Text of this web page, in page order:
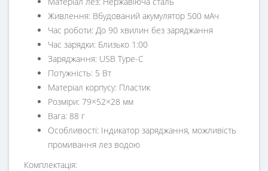
Живлення: Вбудований акумулятор 500 мАч
Час роботи: До 90 хвилин без заряджання
Час зарядки: Близько 1:00
Заряджання: USB Type-C
Потужність: 5 Вт
Матеріал корпусу: Пластик
Розміри: 79×52×28 мм
Вага: 88 г
Особливості: Індикатор заряджання, можливість
промивання лез водою
Комплектація: